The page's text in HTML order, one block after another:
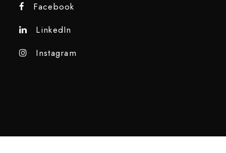
Facebook
LinkedIn
Instagram